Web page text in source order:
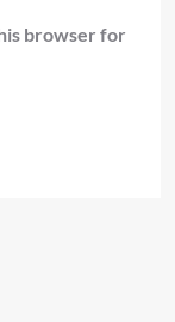
browser for